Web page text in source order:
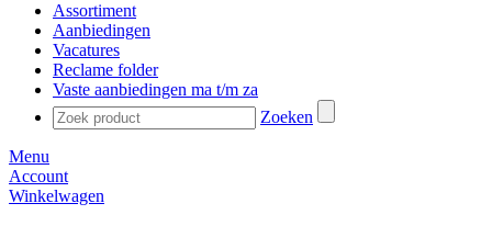
Assortiment
Aanbiedingen
Vacatures
Reclame folder
Vaste aanbiedingen ma t/m za
Zoeken
Menu
Account
Winkelwagen